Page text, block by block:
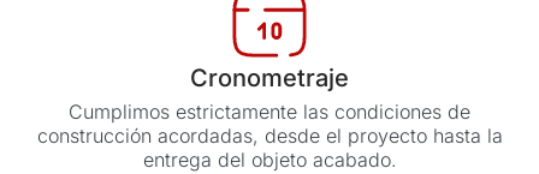
Cronometraje
Cumplimos estrictamente las condiciones de
construcción acordadas, desde el proyecto hasta la
entrega del objeto acabado.